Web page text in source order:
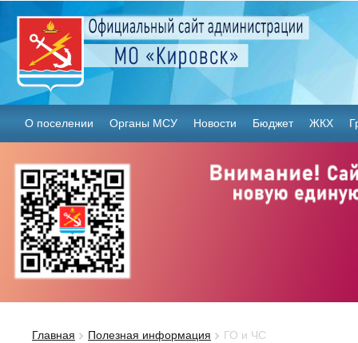
О поселении Органы МСУ Новости Бюджет ЖКХ
Главная Полезная информация ГО и ЧС